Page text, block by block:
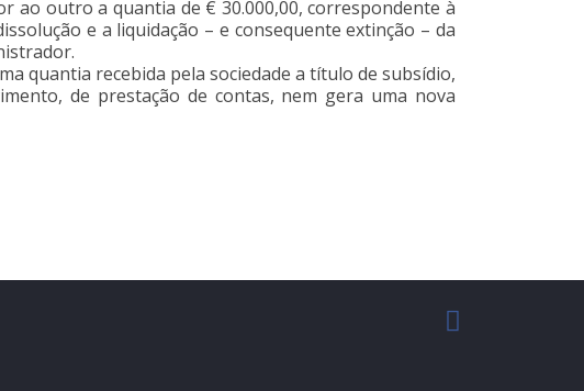
ao outro a quantia de € 30.000,00, correspondente à
e a liquidação – e consequente extinção – da
quantia recebida pela sociedade a título de subsídio,
de prestação de contas, nem gera uma nova